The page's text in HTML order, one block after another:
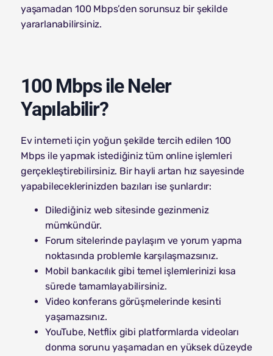
yaşamadan 100 Mbps’den sorunsuz bir şekilde
yararlanabilirsiniz.
100 Mbps ile Neler
Yapılabilir?
Ev interneti için yoğun şekilde tercih edilen 100
Mbps ile yapmak istediğiniz tüm online işlemleri
gerçekleştirebilirsiniz. Bir hayli artan hız sayesinde
yapabileceklerinizden bazıları ise şunlardır:
Dilediğiniz web sitesinde gezinmeniz
mümkündür.
Forum sitelerinde paylaşım ve yorum yapma
noktasında problemle karşılaşmazsınız.
Mobil bankacılık gibi temel işlemlerinizi kısa
sürede tamamlayabilirsiniz.
Video konferans görüşmelerinde kesinti
yaşamazsınız.
YouTube, Netflix gibi platformlarda videoları
donma sorunu yaşamadan en yüksek düzeyde